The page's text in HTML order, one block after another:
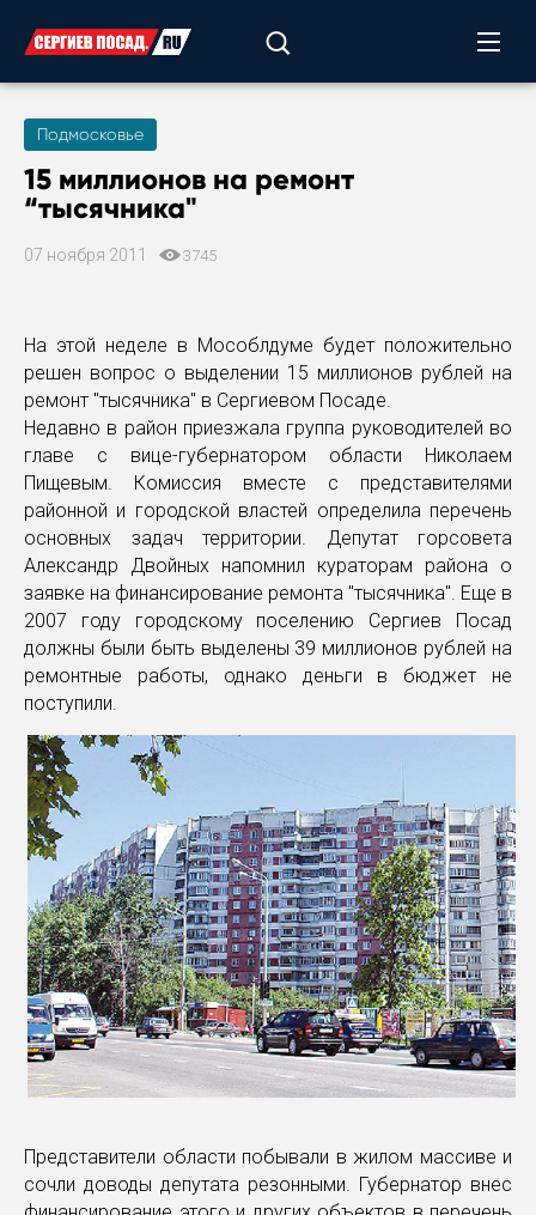
Подмосковье
15 миллионов на ремонт
“тысячника"
07 ноября 2011 3745
На этой неделе в Мособлдуме будет положительно
решен вопрос о выделении 15 миллионов рублей на
ремонт "тысячника" в Сергиевом Посаде.
Недавно в район приезжала группа руководителей во
главе с вице-губернатором области Николаем
Пищевым. Комиссия вместе с представителями
районной и городской властей определила перечень
основных задач территории. Депутат горсовета
Александр Двойных напомнил кураторам района о
заявке на финансирование ремонта "тысячника". Еще в
2007 году городскому поселению Сергиев Посад
должны были быть выделены 39 миллионов рублей на
ремонтные работы, однако деньги в бюджет не
поступили.
Представители области побывали в жилом массиве и
сочли доводы депутата резонными. Губернатор внес